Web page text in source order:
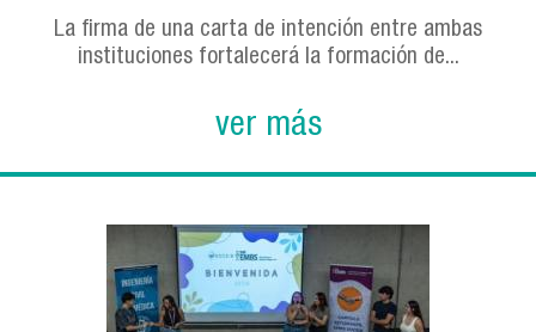
La firma de una carta de intención entre ambas
instituciones fortalecerá la formación de...
ver más